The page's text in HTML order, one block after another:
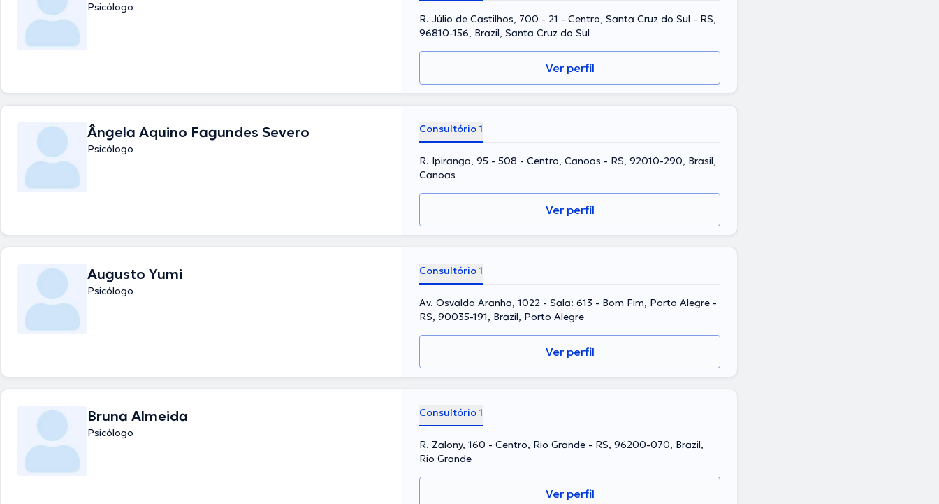
Psicólogo
R. Júlio de Castilhos, 700 - 21 - Centro, Santa Cruz do Sul - RS,
96810-156, Brazil, Santa Cruz do Sul
Ver perfil
Ângela Aquino Fagundes Severo
Psicólogo
Consultório 1
R. Ipiranga, 95 - 508 - Centro, Canoas - RS, 92010-290, Brasil,
Canoas
Ver perfil
Augusto Yumi
Psicólogo
Consultório 1
Av. Osvaldo Aranha, 1022 - Sala: 613 - Bom Fim, Porto Alegre -
RS, 90035-191, Brazil, Porto Alegre
Ver perfil
Bruna Almeida
Psicólogo
Consultório 1
R. Zalony, 160 - Centro, Rio Grande - RS, 96200-070, Brazil,
Rio Grande
Ver perfil